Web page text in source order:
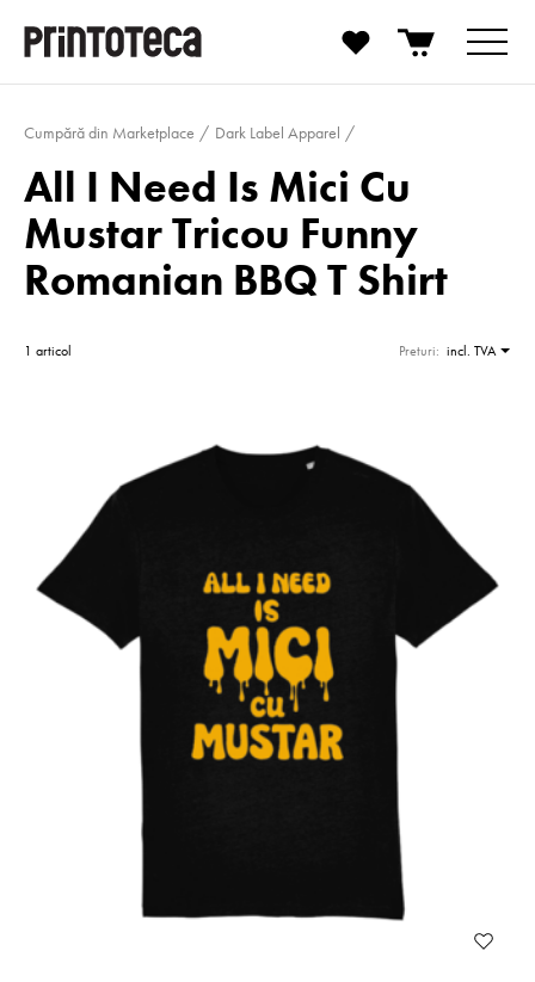
Cumpără din Marketplace Dark Label Apparel
All I Need Is Mici Cu
Mustar Tricou Funny
Romanian BBQ T Shirt
1 articol Preturi: incl. TVA